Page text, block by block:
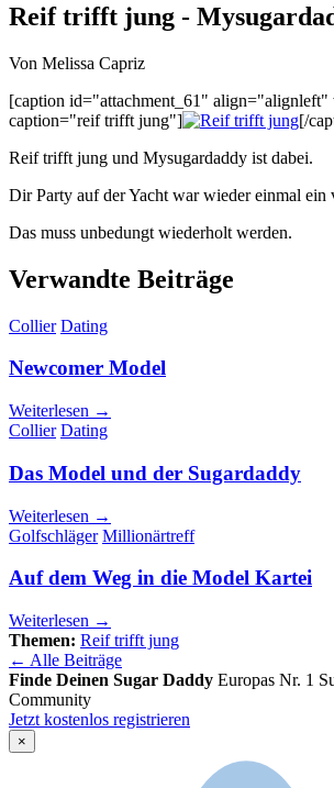
Reif trifft jung -
Von Melissa Capriz
[caption id="attachment_61"
caption="reif trifft jung"]
[/
Reif trifft jung und Mysugardaddy ist dabei.
Dir Party auf der Yacht war wieder einmal ein
Das muss unbedungt wiederholt werden.
Verwandte Beiträge
Collier Dating
Newcomer Model
Weiterlesen →
Collier Dating
Das Model und der Sugardaddy
Weiterlesen →
Golfschläger Millionärtreff
Auf dem Weg in die Model Kartei
Weiterlesen →
Themen: Reif trifft jung
← Alle Beiträge
Finde Deinen Sugar Daddy Europas Nr. 1
Community
Jetzt kostenlos registrieren
×